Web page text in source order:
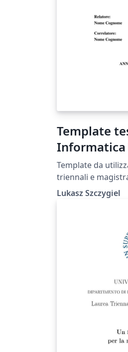
Template
Informatica
(Università
Template da
triennali e
Informatica Umanistica. Composto
le rispettive linee
content/uploads/
https://
content/uploads/
Lukasz Szczygiel